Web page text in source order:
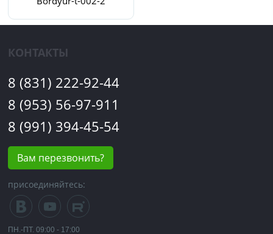
КОНТАКТЫ
8 (831) 222-92-44
8 (953) 56-97-911
8 (991) 394-45-54
Вам перезвонить?
присоединяйтесь:
ПН.-ПТ. 09:00 - 17:00